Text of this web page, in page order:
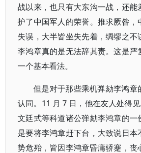
战以来，也只有大东沟一战，还能
护了中国军人的荣誉。推求厥咎，
失误，大半皆坐失先着，绸缪之不
李鸿章真的是无法辞其责。这是严
一个基本看法。
但是对于那些乘机弹劾李鸿章
认同。11 月 7 日，他在友人处得见
文廷式等科道诸公弹劾李鸿章的一
是要将李鸿章赶下台，大致说日本
势危殆，皆因李鸿章昏庸骄蹇，丧